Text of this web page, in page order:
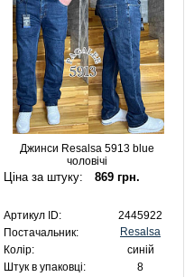
Джинси Resalsa 5913 blue
чоловічі
Ціна за штуку: 869 грн.
Артикул ID:
2445922
Постачальник:
Resalsa
Колір:
синій
Штук в упаковці:
8